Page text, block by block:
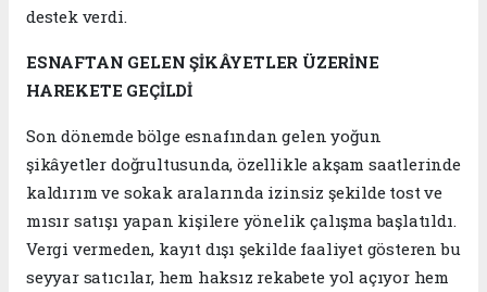
destek verdi.
ESNAFTAN GELEN ŞİKÂYETLER ÜZERİNE
HAREKETE GEÇİLDİ
Son dönemde bölge esnafından gelen yoğun
şikâyetler doğrultusunda, özellikle akşam saatlerinde
kaldırım ve sokak aralarında izinsiz şekilde tost ve
mısır satışı yapan kişilere yönelik çalışma başlatıldı.
Vergi vermeden, kayıt dışı şekilde faaliyet gösteren bu
seyyar satıcılar, hem haksız rekabete yol açıyor hem